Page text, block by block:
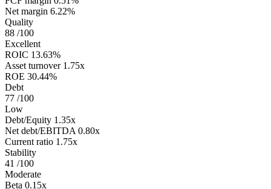
Net margin 6.22%
Quality
88 /100
Excellent
ROIC 13.63%
Asset turnover 1.75x
ROE 30.44%
Debt
77 /100
Low
Debt/Equity 1.35x
Net debt/EBITDA 0.80x
Current ratio 1.75x
Stability
41 /100
Moderate
Beta 0.15x